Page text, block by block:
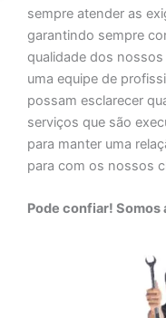
sempre atender as
garantindo sempre
qualidade dos
uma equipe de
possam esclarecer
serviços que são
para manter uma
para com os nossos
Pode confiar! Somos